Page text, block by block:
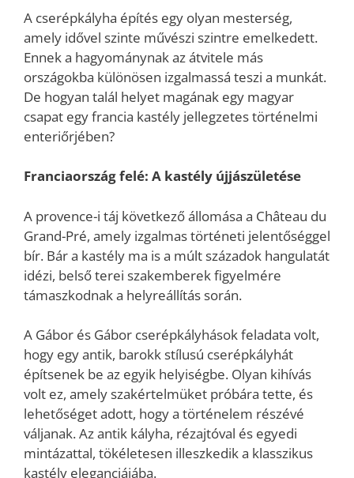
A cserépkályha építés egy olyan mesterség,
amely idővel szinte művészi szintre emelkedett.
Ennek a hagyománynak az átvitele más
országokba különösen izgalmassá teszi a munkát.
De hogyan talál helyet magának egy magyar
csapat egy francia kastély jellegzetes történelmi
enteriőrjében?
Franciaország felé: A kastély újjászületése
A provence-i táj következő állomása a Château du
Grand-Pré, amely izgalmas történeti jelentőséggel
bír. Bár a kastély ma is a múlt századok hangulatát
idézi, belső terei szakemberek figyelmére
támaszkodnak a helyreállítás során.
A Gábor és Gábor cserépkályhások feladata volt,
hogy egy antik, barokk stílusú cserépkályhát
építsenek be az egyik helyiségbe. Olyan kihívás
volt ez, amely szakértelmüket próbára tette, és
lehetőséget adott, hogy a történelem részévé
váljanak. Az antik kályha, rézajtóval és egyedi
mintázattal, tökéletesen illeszkedik a klasszikus
kastély eleganciájába.